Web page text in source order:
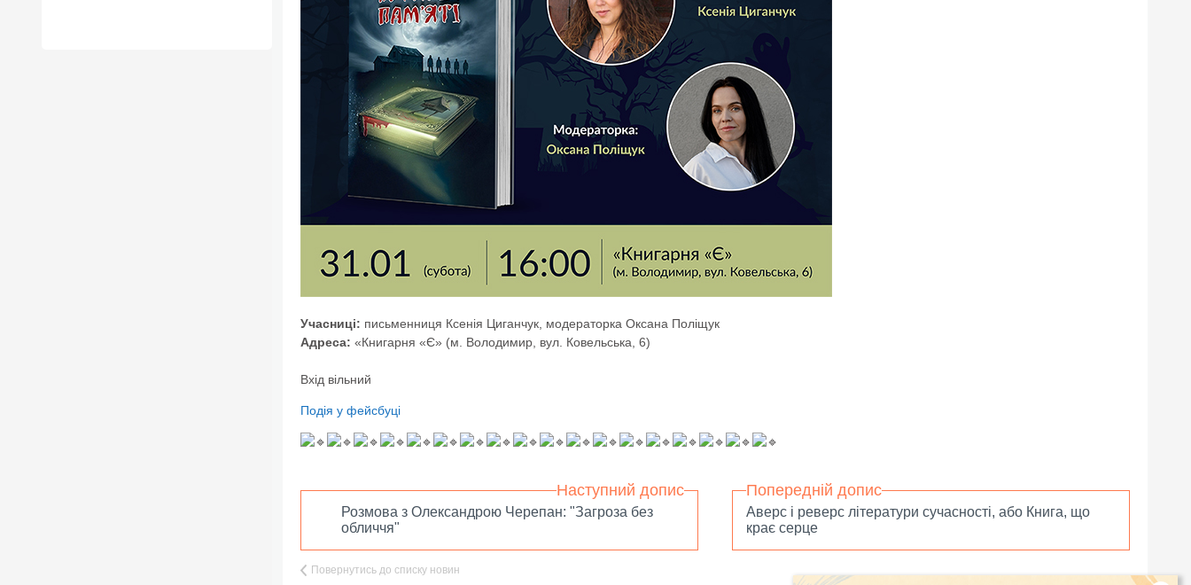
Учасниці: письменниця Ксенія Циганчук, модераторка Оксана Поліщук
Адреса: «Книгарня «Є» (м. Володимир, вул. Ковельська, 6)
Вхід вільний
Подія у фейсбуці
Наступний допис
Розмова з Олександрою Черепан: "Загроза без
обличчя"
Попередній допис
Аверс і реверс літератури сучасності, або Книга, що
крає серце
Повернутись до списку новин